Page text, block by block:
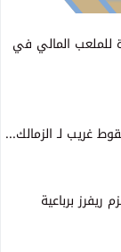
للملعب المالي في
غريب لـ الزمالك...
ريفرز برباعية